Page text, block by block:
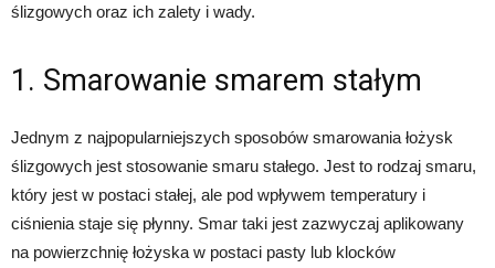
ślizgowych oraz ich zalety i wady.
1. Smarowanie smarem stałym
Jednym z najpopularniejszych sposobów smarowania łożysk
ślizgowych jest stosowanie smaru stałego. Jest to rodzaj smaru,
który jest w postaci stałej, ale pod wpływem temperatury i
ciśnienia staje się płynny. Smar taki jest zazwyczaj aplikowany
na powierzchnię łożyska w postaci pasty lub klocków